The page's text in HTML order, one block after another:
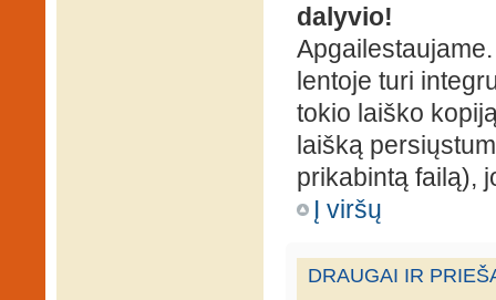
dalyvio!
lentoje turi
tokio laiško
laišką
prikabintą failą),
Į viršų
DRAUGAI IR